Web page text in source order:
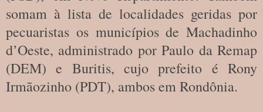
somam à lista de localidades geridas por
pecuaristas os municípios de Machadinho
d’Oeste, administrado por Paulo da Remap
(DEM) e Buritis, cujo prefeito é Rony
Irmãozinho (PDT), ambos em Rondônia.